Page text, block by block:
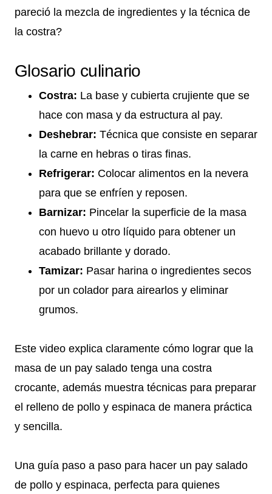
pareció la mezcla de ingredientes y la técnica de
la costra?
Glosario culinario
Costra: La base y cubierta crujiente que se
hace con masa y da estructura al pay.
Deshebrar: Técnica que consiste en separar
la carne en hebras o tiras finas.
Refrigerar: Colocar alimentos en la nevera
para que se enfríen y reposen.
Barnizar: Pincelar la superficie de la masa
con huevo u otro líquido para obtener un
acabado brillante y dorado.
Tamizar: Pasar harina o ingredientes secos
por un colador para airearlos y eliminar
grumos.
Este video explica claramente cómo lograr que la
masa de un pay salado tenga una costra
crocante, además muestra técnicas para preparar
el relleno de pollo y espinaca de manera práctica
y sencilla.
Una guía paso a paso para hacer un pay salado
de pollo y espinaca, perfecta para quienes